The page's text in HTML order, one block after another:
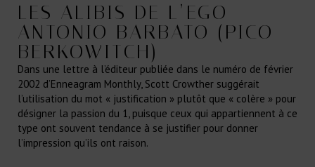
LES ALIBIS DE L’EGO
ANTONIO BARBATO (PICO
BERKOWITCH)
Dans une lettre à l’éditeur publiée dans le numéro de février
2002 d’Enneagram Monthly, Scott Crowther suggérait
l’utilisation du mot « justification » plutôt que « colère » pour
désigner la passion du 1, puisque ceux qui appartiennent à ce
type ont souvent tendance à se justifier pour donner
l’impression qu’ils ont raison.